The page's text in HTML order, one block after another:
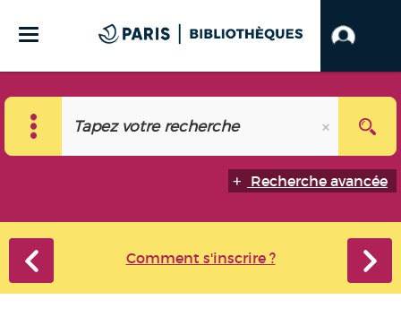
Recherche avancée
Comment s'inscrire ?